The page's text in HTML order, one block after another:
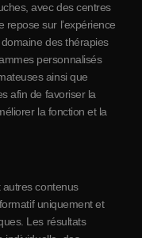
avec des centres
sur l’expérience
des thérapies
personnalisés
ainsi que
afin de favoriser la
la fonction et la
autres contenus
uniquement et
Les résultats